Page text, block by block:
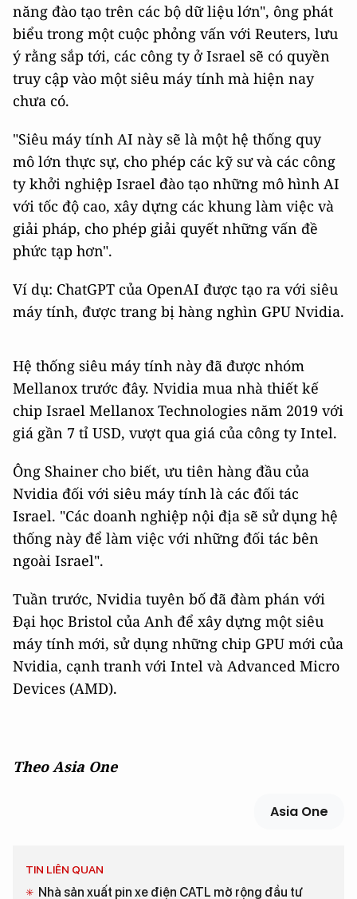
năng đào tạo trên các bộ dữ liệu lớn", ông phát
biểu trong một cuộc phỏng vấn với Reuters, lưu
ý rằng sắp tới, các công ty ở Israel sẽ có quyền
truy cập vào một siêu máy tính mà hiện nay
chưa có.
"Siêu máy tính AI này sẽ là một hệ thống quy
mô lớn thực sự, cho phép các kỹ sư và các công
ty khởi nghiệp Israel đào tạo những mô hình AI
với tốc độ cao, xây dựng các khung làm việc và
giải pháp, cho phép giải quyết những vấn đề
phức tạp hơn".
Ví dụ: ChatGPT của OpenAI được tạo ra với siêu
máy tính, được trang bị hàng nghìn GPU Nvidia.
Hệ thống siêu máy tính này đã được nhóm
Mellanox trước đây. Nvidia mua nhà thiết kế
chip Israel Mellanox Technologies năm 2019 với
giá gần 7 tỉ USD, vượt qua giá của công ty Intel.
Ông Shainer cho biết, ưu tiên hàng đầu của
Nvidia đối với siêu máy tính là các đối tác
Israel. "Các doanh nghiệp nội địa sẽ sử dụng hệ
thống này để làm việc với những đối tác bên
ngoài Israel".
Tuần trước, Nvidia tuyên bố đã đàm phán với
Đại học Bristol của Anh để xây dựng một siêu
máy tính mới, sử dụng những chip GPU mới của
Nvidia, cạnh tranh với Intel và Advanced Micro
Devices (AMD).
Theo Asia One
Asia One
TIN LIÊN QUAN
Nhà sản xuất pin xe điện CATL mở rộng đầu tư